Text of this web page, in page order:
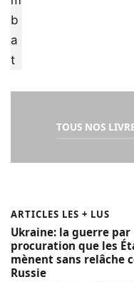
TOUS NOS
ARTICLES LES + LUS
Ukraine: la guerre par
procuration que les
mènent sans relâche
Russie